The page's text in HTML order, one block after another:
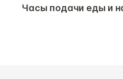
Часы подачи еды и